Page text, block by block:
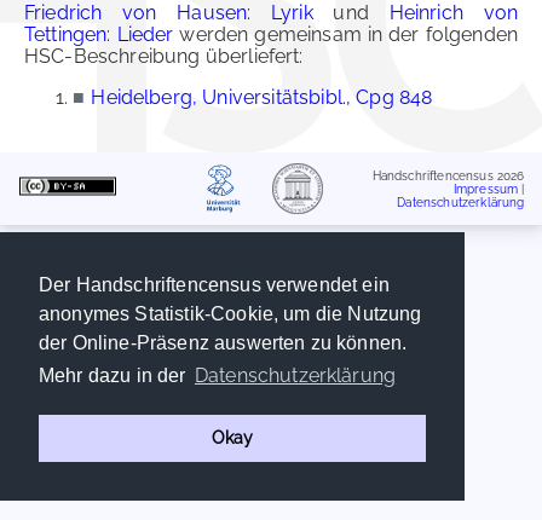
Der Handschriftencensus verwendet ein
anonymes Statistik-Cookie, um die Nutzung
der Online-Präsenz auswerten zu können.
Mehr dazu in der Datenschutzerklärung
Okay
Friedrich von Hausen: Lyrikund Heinrich von
Tettingen: Lieder werden gemeinsam in der folgenden
HSC-Beschreibung überliefert:
■ Heidelberg, Universitätsbibl., Cpg 848
Handschriftencensus 2026
Impressum
Datenschutzerklärung